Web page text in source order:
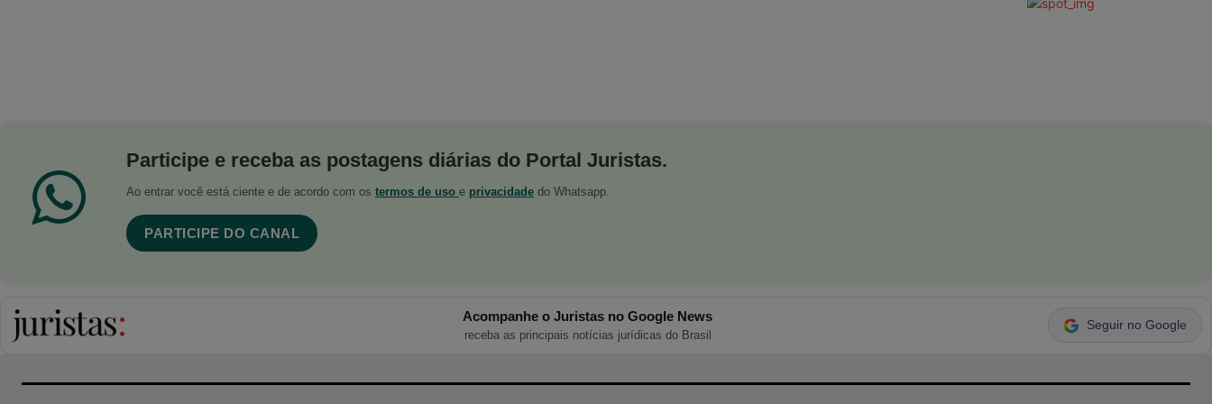
Participe e receba as postagens diárias do Portal Juristas.
Ao entrar você está ciente e de acordo com os termos de uso e privacidade do Whatsapp.
PARTICIPE DO CANAL
Acompanhe o Juristas no Google News
receba as principais notícias jurídicas do Brasil
Seguir no Google